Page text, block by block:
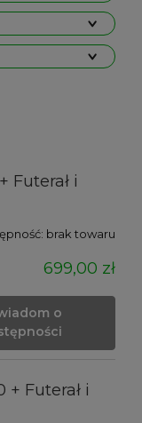
Futerał i
brak towaru
699,00 zł
o
+ Futerał i